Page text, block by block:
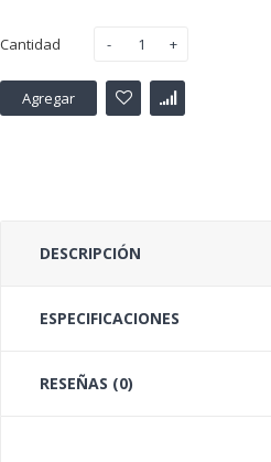
Cantidad
Agregar
DESCRIPCIÓN
ESPECIFICACIONES
RESEÑAS (0)